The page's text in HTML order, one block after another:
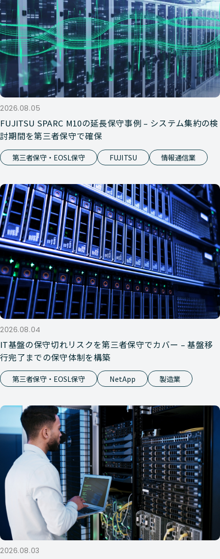
2026.08.05
FUJITSU SPARC M10の延長保守事例 – システム集約の検
討期間を第三者保守で確保
第三者保守・EOSL保守 FUJITSU 情報通信業
2026.08.04
IT基盤の保守切れリスクを第三者保守でカバー – 基盤移
行完了までの保守体制を構築
第三者保守・EOSL保守 NetApp 製造業
2026.08.03